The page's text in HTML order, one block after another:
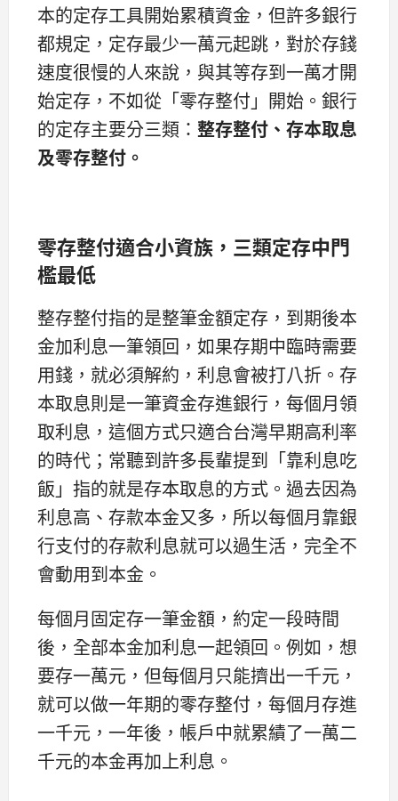
本的定存工具開始累積資金，但許多銀行
都規定，定存最少一萬元起跳，對於存錢
速度很慢的人來說，與其等存到一萬才開
始定存，不如從「零存整付」開始。銀行
的定存主要分三類： 整存整付、存本取息
及零存整付。
零存整付適合小資族，三類定存中門
檻最低
整存整付指的是整筆金額定存，到期後本
金加利息一筆領回，如果存期中臨時需要
用錢，就必須解約，利息會被打八折。存
本取息則是一筆資金存進銀行，每個月領
取利息，這個方式只適合台灣早期高利率
的時代；常聽到許多長輩提到「靠利息吃
飯」指的就是存本取息的方式。過去因為
利息高、存款本金又多，所以每個月靠銀
行支付的存款利息就可以過生活，完全不
會動用到本金。
每個月固定存一筆金額，約定一段時間
後，全部本金加利息一起領回。例如，想
要存一萬元，但每個月只能擠出一千元，
就可以做一年期的零存整付，每個月存進
一千元，一年後，帳戶中就累績了一萬二
千元的本金再加上利息。